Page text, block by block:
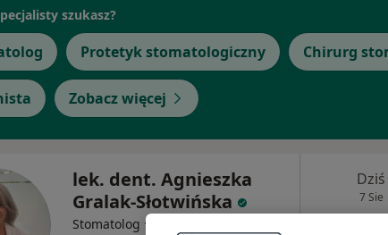
szukasz?
Protetyk stomatologiczny Chirurg
Zobacz więcej
lek. dent. Agnieszka
Gralak-Słotwińska
Stomatolog ·
Dziś
7 Sie